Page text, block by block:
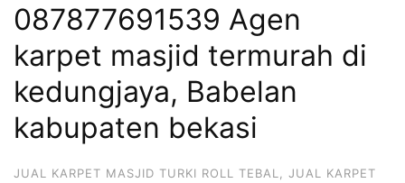
087877691539 Agen
karpet masjid termurah di
kedungjaya, Babelan
kabupaten bekasi
JUAL KARPET MASJID TURKI ROLL TEBAL
JUAL KARPET